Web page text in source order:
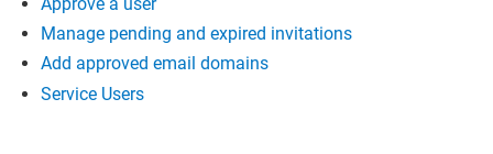
Manage pending and expired invitations
Add approved email domains
Service Users